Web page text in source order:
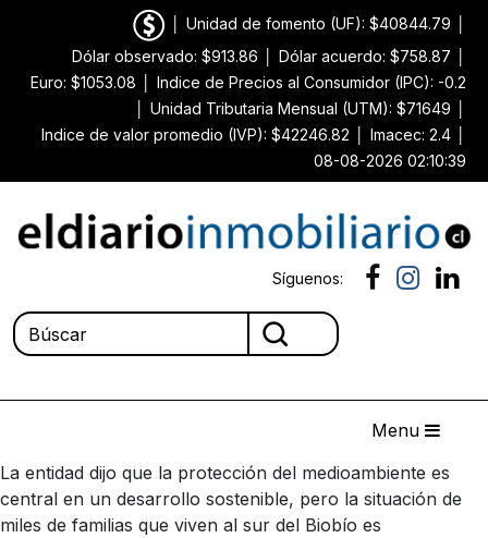
Unidad de fomento (UF): $40844.79
Dólar observado: $913.86
Dólar acuerdo: $758.87
Euro: $1053.08
Indice de Precios al Consumidor (IPC): -0.2
Unidad Tributaria Mensual (UTM): $71649
Indice de valor promedio (IVP): $42246.82
Imacec: 2.4
08-08-2026 02:10:39
Síguenos:
Menu
La entidad dijo que la protección del medioambiente es
central en un desarrollo sostenible, pero la situación de
miles de familias que viven al sur del Biobío es